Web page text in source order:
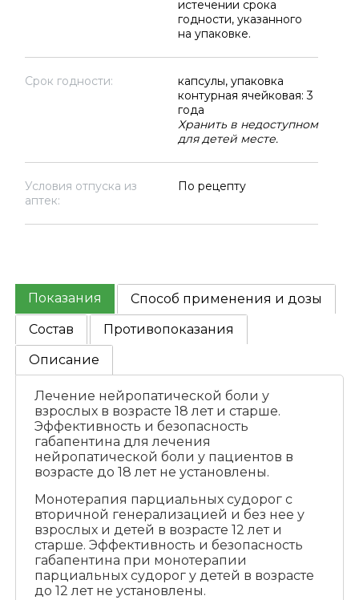
истечении срока
годности, указанного
на упаковке.
Срок годности:
капсулы, упаковка
контурная ячейковая: 3
года
Хранить в недоступном
для детей месте.
Условия отпуска из
аптек:
По рецепту
Показания
Способ применения и дозы
Состав
Противопоказания
Описание
Лечение нейропатической боли у
взрослых в возрасте 18 лет и старше.
Эффективность и безопасность
габапентина для лечения
нейропатической боли у пациентов в
возрасте до 18 лет не установлены.
Монотерапия парциальных судорог с
вторичной генерализацией и без нее у
взрослых и детей в возрасте 12 лет и
старше. Эффективность и безопасность
габапентина при монотерапии
парциальных судорог у детей в возрасте
до 12 лет не установлены.